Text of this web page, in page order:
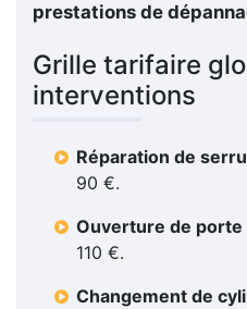
prestations de
Grille tarifaire
interventions
Réparation de
90 €.
Ouverture de
110 €.
Changement de